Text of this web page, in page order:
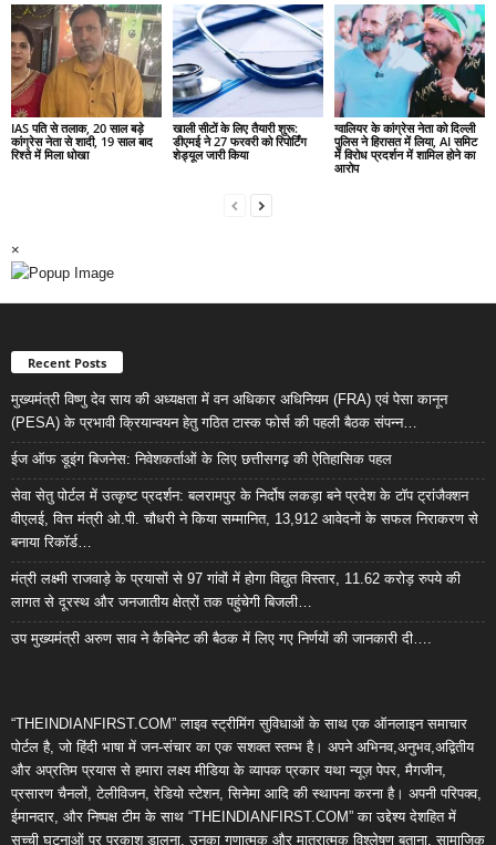
IAS पति से तलाक, 20 साल बड़े
कांग्रेस नेता से शादी, 19 साल बाद
रिश्ते में मिला धोखा
खाली सीटों के लिए तैयारी शुरू:
डीएमई ने 27 फरवरी को रिपोर्टिंग
शेड्यूल जारी किया
ग्वालियर के कांग्रेस नेता को दिल्ली
पुलिस ने हिरासत में लिया, AI समिट
में विरोध प्रदर्शन में शामिल होने का
आरोप
×
Recent Posts
मुख्यमंत्री विष्णु देव साय की अध्यक्षता में वन अधिकार अधिनियम (FRA) एवं पेसा कानून
(PESA) के प्रभावी क्रियान्वयन हेतु गठित टास्क फोर्स की पहली बैठक संपन्न…
ईज ऑफ डूइंग बिजनेस: निवेशकर्ताओं के लिए छत्तीसगढ़ की ऐतिहासिक पहल
सेवा सेतु पोर्टल में उत्कृष्ट प्रदर्शन: बलरामपुर के निर्दोष लकड़ा बने प्रदेश के टॉप ट्रांजैक्शन
वीएलई, वित्त मंत्री ओ.पी. चौधरी ने किया सम्मानित, 13,912 आवेदनों के सफल निराकरण से
बनाया रिकॉर्ड…
मंत्री लक्ष्मी राजवाड़े के प्रयासों से 97 गांवों में होगा विद्युत विस्तार, 11.62 करोड़ रुपये की
लागत से दूरस्थ और जनजातीय क्षेत्रों तक पहुंचेगी बिजली…
उप मुख्यमंत्री अरुण साव ने कैबिनेट की बैठक में लिए गए निर्णयों की जानकारी दी….
“THEINDIANFIRST.COM” लाइव स्ट्रीमिंग सुविधाओं के साथ एक ऑनलाइन समाचार
पोर्टल है, जो हिंदी भाषा में जन-संचार का एक सशक्त स्तम्भ है। अपने अभिनव,अनुभव,अद्वितीय
और अप्रतिम प्रयास से हमारा लक्ष्य मीडिया के व्यापक प्रकार यथा न्यूज़ पेपर, मैगजीन,
प्रसारण चैनलों, टेलीविजन, रेडियो स्टेशन, सिनेमा आदि की स्थापना करना है। अपनी परिपक्व,
ईमानदार, और निष्पक्ष टीम के साथ “THEINDIANFIRST.COM” का उद्देश्य देशहित में
सच्ची घटनाओं पर प्रकाश डालना, उनका गुणात्मक और मात्रात्मक विश्लेषण बताना, सामाजिक